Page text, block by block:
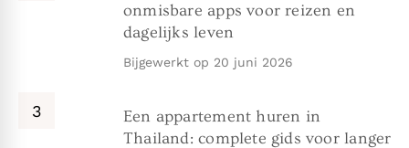
onmisbare apps voor reizen en
dagelijks leven
Bijgewerkt op 20 juni 2026
Een appartement huren in
Thailand: complete gids voor langer